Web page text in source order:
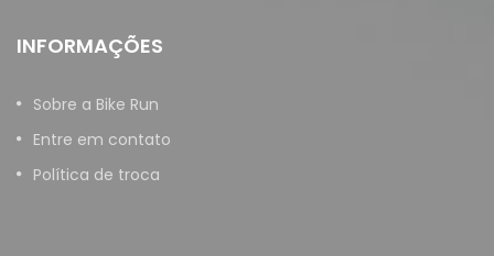
INFORMAÇÕES
Sobre a Bike Run
Entre em contato
Política de troca